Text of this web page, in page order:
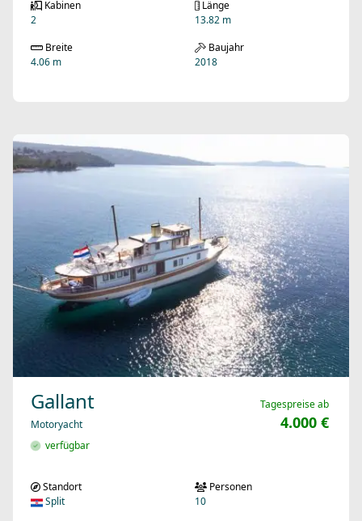
Kabinen
2
Länge
13.82 m
Breite
4.06 m
Baujahr
2018
Gallant
Motoryacht
verfügbar
Tagespreise ab
4.000 €
Standort
Split
Personen
10